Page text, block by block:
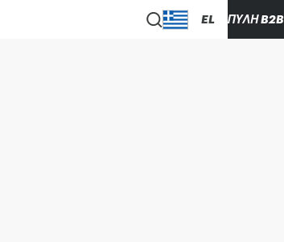
EL ΠΎΛΗ B2B